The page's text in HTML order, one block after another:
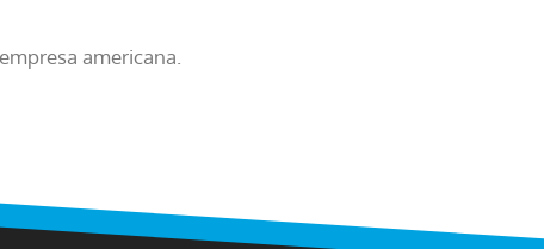
americana.